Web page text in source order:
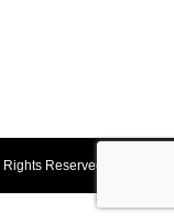
Reserved.